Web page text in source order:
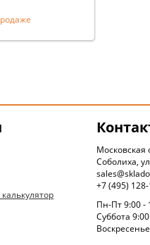
Московская
Соболиха,
+7 (495)
Пн-Пт 9:00 -
Суббота